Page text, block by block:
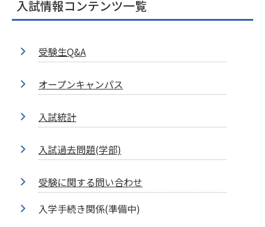
入試情報コンテンツ一覧
受験生Q&A
オープンキャンパス
入試統計
入試過去問題(学部)
受験に関する問い合わせ
入学手続き関係(準備中)